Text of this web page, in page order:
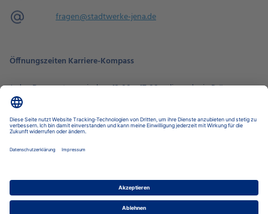
fragen@stadtwerke-jena.de
Öffnungszeiten Karriere-Kompass
Jeden Donnerstag zwischen13:00 – 17:00online oder in Präsenz
Barrierefreiheit